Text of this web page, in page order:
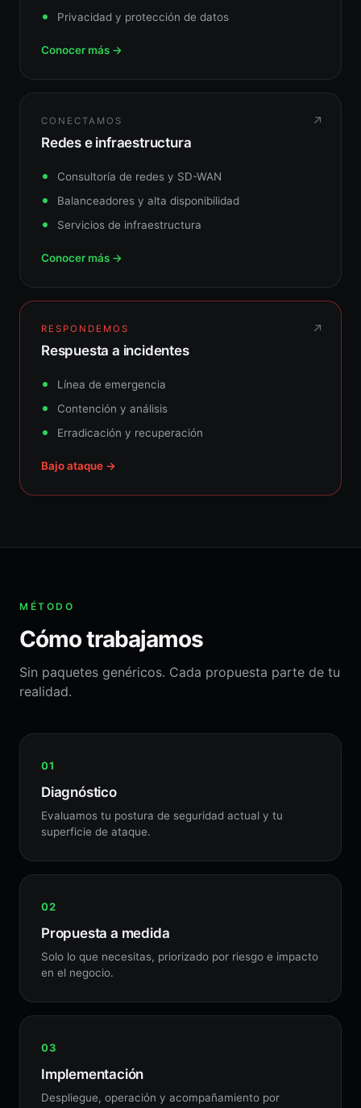
Privacidad y protección de datos
Conocer más →
↗
CONECTAMOS
Redes e infraestructura
Consultoría de redes y SD-WAN
Balanceadores y alta disponibilidad
Servicios de infraestructura
Conocer más →
↗
RESPONDEMOS
Respuesta a incidentes
Línea de emergencia
Contención y análisis
Erradicación y recuperación
Bajo ataque →
MÉTODO
Cómo trabajamos
Sin paquetes genéricos. Cada propuesta parte de tu
realidad.
Diagnóstico
Evaluamos tu postura de seguridad actual y tu
superficie de ataque.
Propuesta a medida
Solo lo que necesitas, priorizado por riesgo e impacto
en el negocio.
Implementación
Despliegue, operación y acompañamiento por